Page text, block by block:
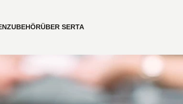
ZUBEHÖRÜBER SERTA